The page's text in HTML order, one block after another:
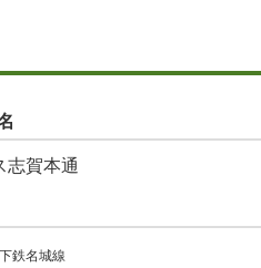
志賀本通
鉄名城線